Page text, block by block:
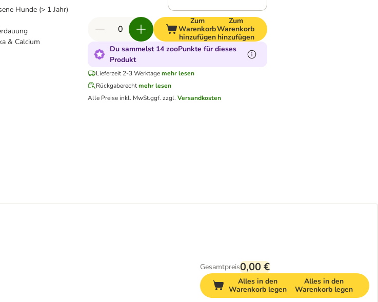
Hunde (> 1 Jahr)
& Calcium
Zum
Warenkorb
hinzufügen
Zum
Warenkorb
hinzufügen
Du sammelst 14 zooPunkte für dieses
Produkt
Lieferzeit 2-3 Werktagemehr lesen
Rückgaberechtmehr lesen
Alle Preise inkl. MwSt.ggf. zzgl. Versandkosten
Gesamtpreis0,00 €
Alles in den
Warenkorb legen
Alles in den
Warenkorb legen